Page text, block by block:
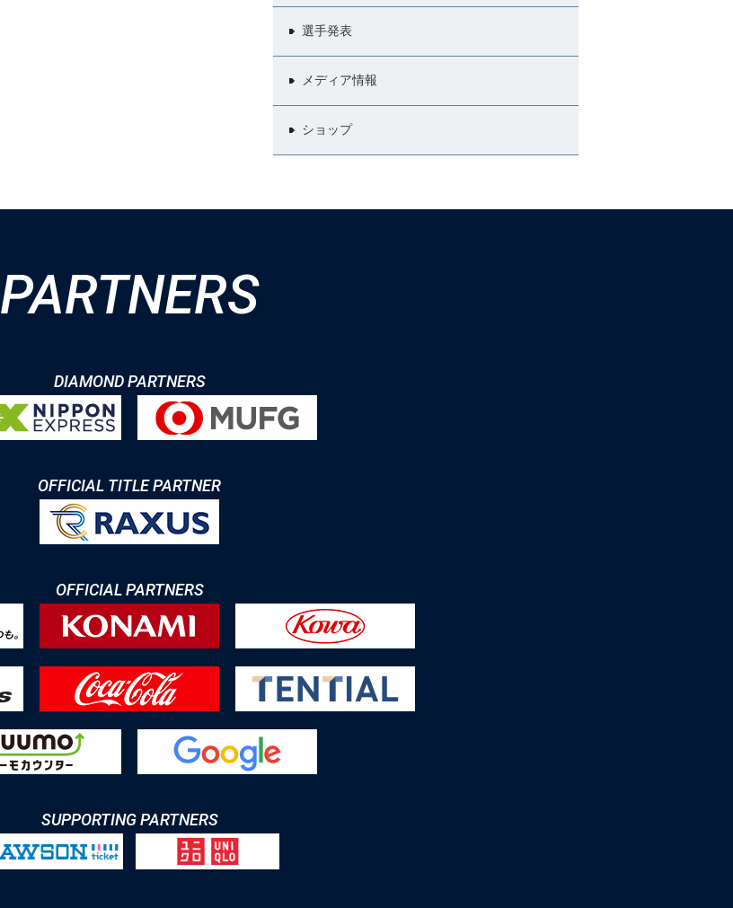
選手発表
メディア情報
ショップ
PARTNERS
DIAMOND PARTNERS
OFFICIAL TITLE PARTNER
OFFICIAL PARTNERS
SUPPORTING PARTNERS